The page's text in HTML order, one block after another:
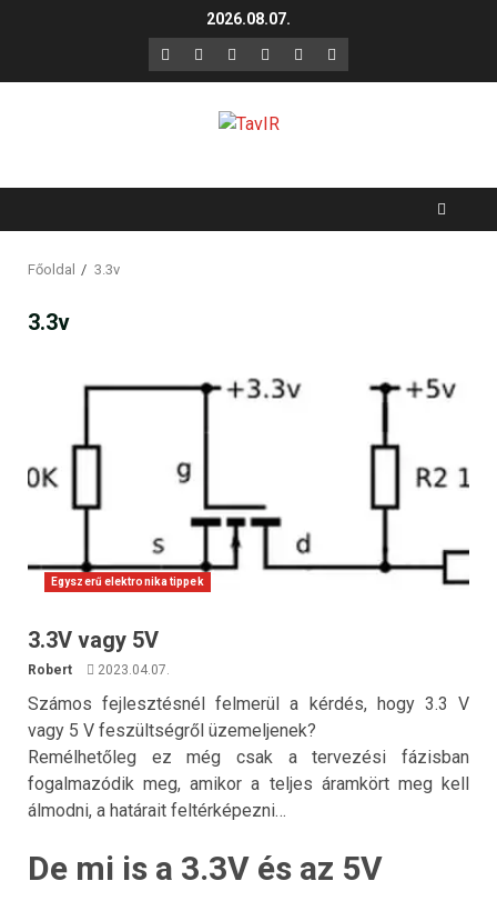
2026.08.07.
F X LinkedIn
YouTube
Instagram
GitHub
Főoldal 3.3v
3.3v
Egyszerű elektronika tippek
3.3V vagy 5V
Robert 2023.04.07.
Számos fejlesztésnél felmerül a kérdés, hogy 3.3 V
vagy 5 V feszültségről üzemeljenek?
Remélhetőleg ez még csak a tervezési fázisban
fogalmazódik meg, amikor a teljes áramkört meg kell
álmodni, a határait feltérképezni…
De mi is a 3.3V és az 5V